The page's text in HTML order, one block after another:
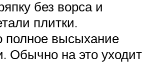
без ворса и
плитки.
полное высыхание
Обычно на это уходит